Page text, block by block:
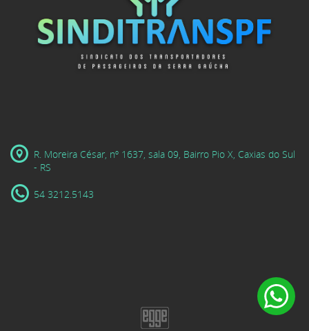
R. Moreira César, nº 1637, sala 09, Bairro Pio X, Caxias do Sul
- RS
54 3212.5143